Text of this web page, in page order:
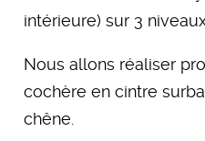
intérieure) sur 3
Nous allons réaliser
cochère en cintre
chêne.